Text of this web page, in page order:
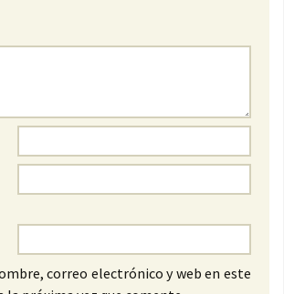
correo electrónico y web en este